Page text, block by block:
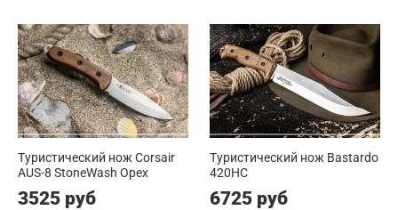
Туристический нож Corsair
AUS-8 StoneWash Орех
3525 руб
Туристический нож Bastardo
420HC
6725 руб